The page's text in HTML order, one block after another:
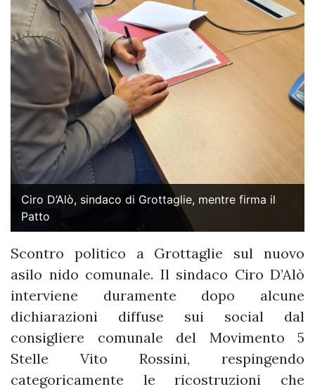
Ciro D’Alò, sindaco di Grottaglie, mentre firma il
Patto
Scontro politico a Grottaglie sul nuovo
asilo nido comunale. Il sindaco Ciro D’Alò
interviene duramente dopo alcune
dichiarazioni diffuse sui social dal
consigliere comunale del Movimento 5
Stelle Vito Rossini, respingendo
categoricamente le ricostruzioni che